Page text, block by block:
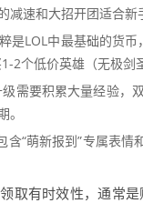
减速和大招开团适合新
是LOL中最基础的货
2个低价英雄（无极剑
需要积累大量经验，
含“萌新报到”专属表
取有时效性，通常